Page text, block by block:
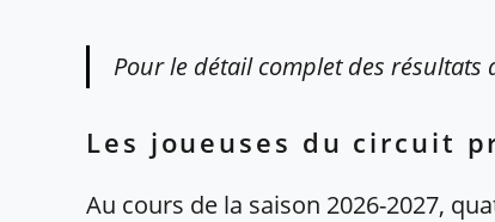
Pour le détail complet des résultats
Les joueuses du circuit
Au cours de la saison 2026-2027,